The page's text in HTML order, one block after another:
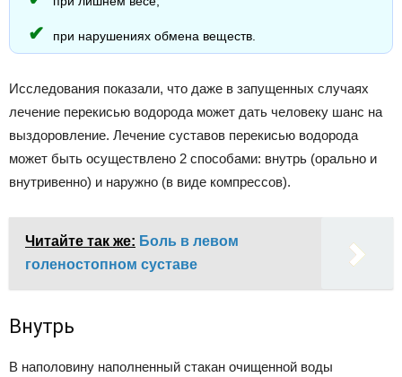
при нарушениях обмена веществ.
Исследования показали, что даже в запущенных случаях
лечение перекисью водорода может дать человеку шанс на
выздоровление. Лечение суставов перекисью водорода
может быть осуществлено 2 способами: внутрь (орально и
внутривенно) и наружно (в виде компрессов).
Читайте так же: Боль в левом
голеностопном суставе
Внутрь
В наполовину наполненный стакан очищенной воды